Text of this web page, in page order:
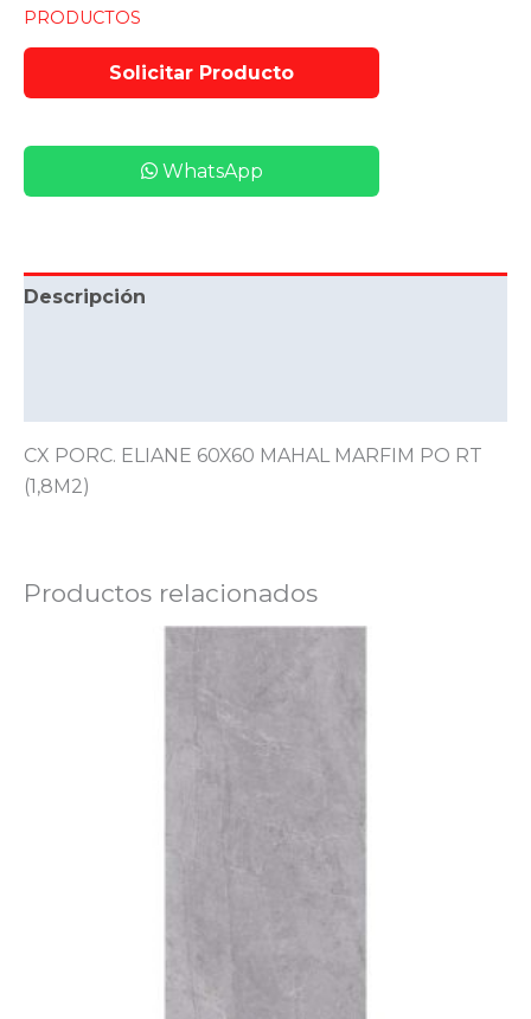
PRODUCTOS
WhatsApp
Descripción
CX PORC. ELIANE 60X60 MAHAL MARFIM PO RT
(1,8M2)
Productos relacionados